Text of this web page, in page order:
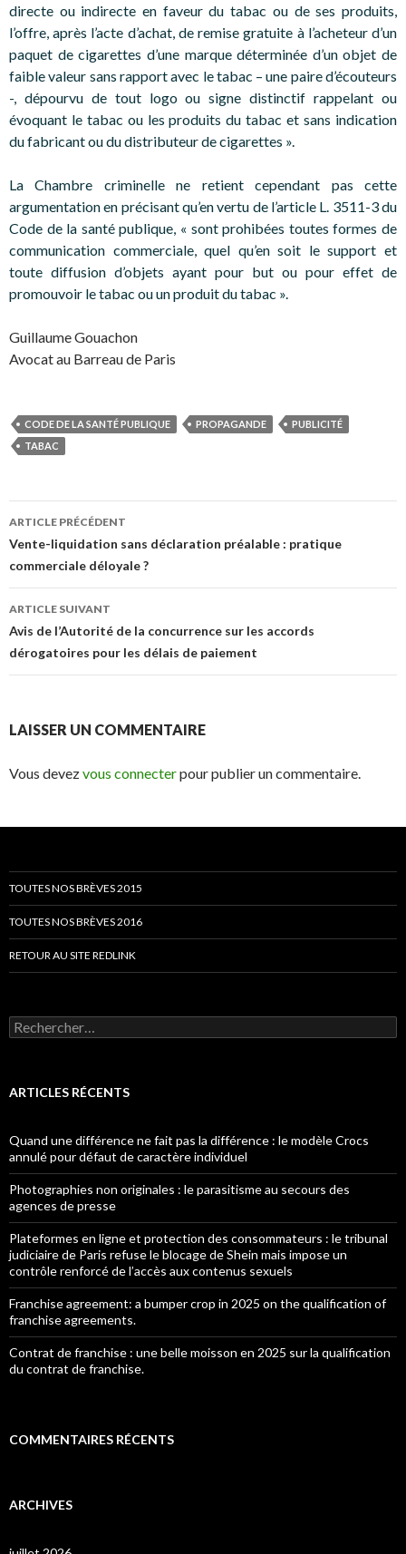
directe ou indirecte en faveur du tabac ou de ses produits,
l’offre, après l’acte d’achat, de remise gratuite à l’acheteur d’un
paquet de cigarettes d’une marque déterminée d’un objet de
faible valeur sans rapport avec le tabac – une paire d’écouteurs
-, dépourvu de tout logo ou signe distinctif rappelant ou
évoquant le tabac ou les produits du tabac et sans indication
du fabricant ou du distributeur de cigarettes ».
La Chambre criminelle ne retient cependant pas cette
argumentation en précisant qu’en vertu de l’article L. 3511-3 du
Code de la santé publique, « sont prohibées toutes formes de
communication commerciale, quel qu’en soit le support et
toute diffusion d’objets ayant pour but ou pour effet de
promouvoir le tabac ou un produit du tabac ».
Guillaume Gouachon
Avocat au Barreau de Paris
CODE DE LA SANTÉ PUBLIQUE PROPAGANDE
PUBLICITÉ
TABAC
Navigation
des
articles
ARTICLE PRÉCÉDENT
Vente-liquidation sans déclaration préalable : pratique
commerciale déloyale ?
ARTICLE SUIVANT
Avis de l’Autorité de la concurrence sur les accords
dérogatoires pour les délais de paiement
LAISSER UN COMMENTAIRE
Vous devezvous connecterpour publier un commentaire.
TOUTES NOS BRÈVES 2015
TOUTES NOS BRÈVES 2016
RETOUR AU SITE REDLINK
Rechercher :
ARTICLES RÉCENTS
Quand une différence ne fait pas la différence : le modèle Crocs
annulé pour défaut de caractère individuel
Photographies non originales : le parasitisme au secours des
agences de presse
Plateformes en ligne et protection des consommateurs : le tribunal
judiciaire de Paris refuse le blocage de Shein mais impose un
contrôle renforcé de l’accès aux contenus sexuels
Franchise agreement: a bumper crop in 2025 on the qualification of
franchise agreements.
Contrat de franchise : une belle moisson en 2025 sur la qualification
du contrat de franchise.
COMMENTAIRES RÉCENTS
ARCHIVES